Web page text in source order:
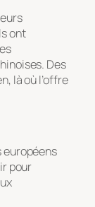
ont
Des
là où l’offre
européens
pour